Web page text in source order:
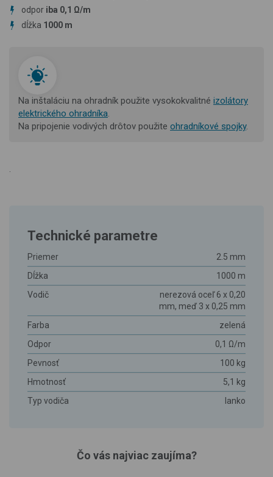
odpor iba 0,1 Ω/m
dĺžka 1000 m
Na inštaláciu na ohradník použite vysokokvalitné izolátory
elektrického ohradníka.
Na pripojenie vodivých drôtov použite ohradníkové spojky.
Technické parametre
Priemer
2.5 mm
Dĺžka
1000 m
Vodič
nerezová oceľ 6 x 0,20
mm, meď 3 x 0,25 mm
Farba
zelená
Odpor
0,1 Ω/m
Pevnosť
100 kg
Hmotnosť
5,1 kg
Typ vodiča
lanko
Čo vás najviac zaujíma?